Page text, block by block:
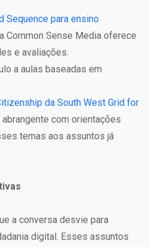
Sequence para ensino
Common Sense Media oferece
e avaliações.
a aulas baseadas em
da South West Grid for
com orientações
temas aos assuntos já
a conversa desvie para
digital. Esses assuntos